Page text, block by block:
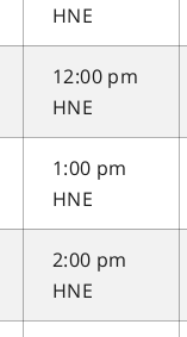
HNE
12:00 pm
HNE
1:00 pm
HNE
2:00 pm
HNE